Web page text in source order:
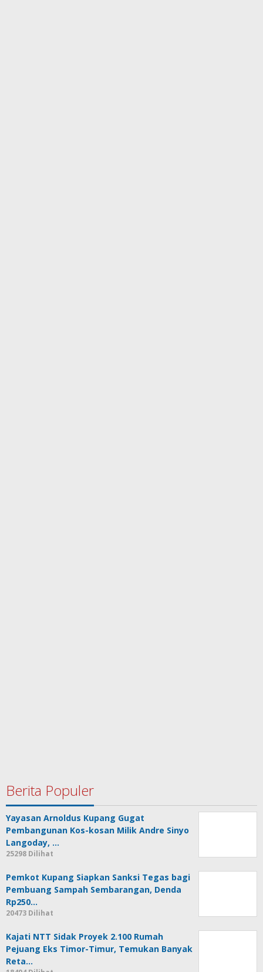
Berita Populer
Yayasan Arnoldus Kupang Gugat
Pembangunan Kos-kosan Milik Andre Sinyo
Langoday, …
25298 Dilihat
Pemkot Kupang Siapkan Sanksi Tegas bagi
Pembuang Sampah Sembarangan, Denda
Rp250…
20473 Dilihat
Kajati NTT Sidak Proyek 2.100 Rumah
Pejuang Eks Timor-Timur, Temukan Banyak
Reta…